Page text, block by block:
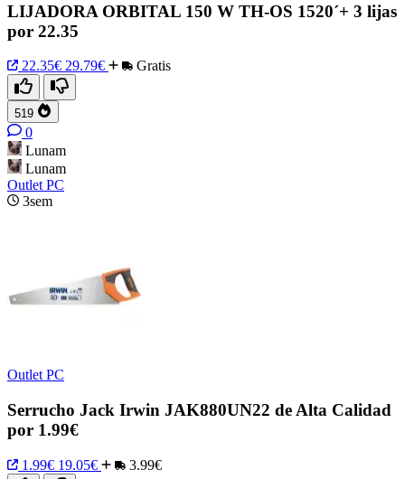
LIJADORA ORBITAL 150 W TH-OS 1520´+ 3 lijas
por 22.35
22.35€ 29.79€ Gratis
519
0
Lunam
Lunam
Outlet PC
3sem
Outlet PC
Serrucho Jack Irwin JAK880UN22 de Alta Calidad
por 1.99€
1.99€ 19.05€ 3.99€